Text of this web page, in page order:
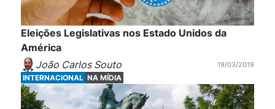
Eleições Legislativas nos Estado Unidos da
América
João Carlos Souto
19/03/2019
INTERNACIONAL NA MÍDIA